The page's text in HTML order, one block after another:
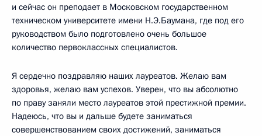
и сейчас он преподает в Московском государственном
техническом университете имени Н.Э.Баумана, где под его
руководством было подготовлено очень большое
количество первоклассных специалистов.
Я сердечно поздравляю наших лауреатов. Желаю вам
здоровья, желаю вам успехов. Уверен, что вы абсолютно
по праву заняли место лауреатов этой престижной премии.
Надеюсь, что вы и дальше будете заниматься
совершенствованием своих достижений, заниматься